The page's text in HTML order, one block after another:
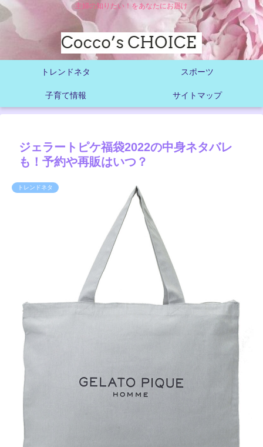
主婦の知りたい！をあなたにお届け
トレンドネタ スポーツ
子育て情報 サイトマップ
ジェラートピケ福袋2022の中身ネタバレ
も！予約や再販はいつ？
トレンドネタ